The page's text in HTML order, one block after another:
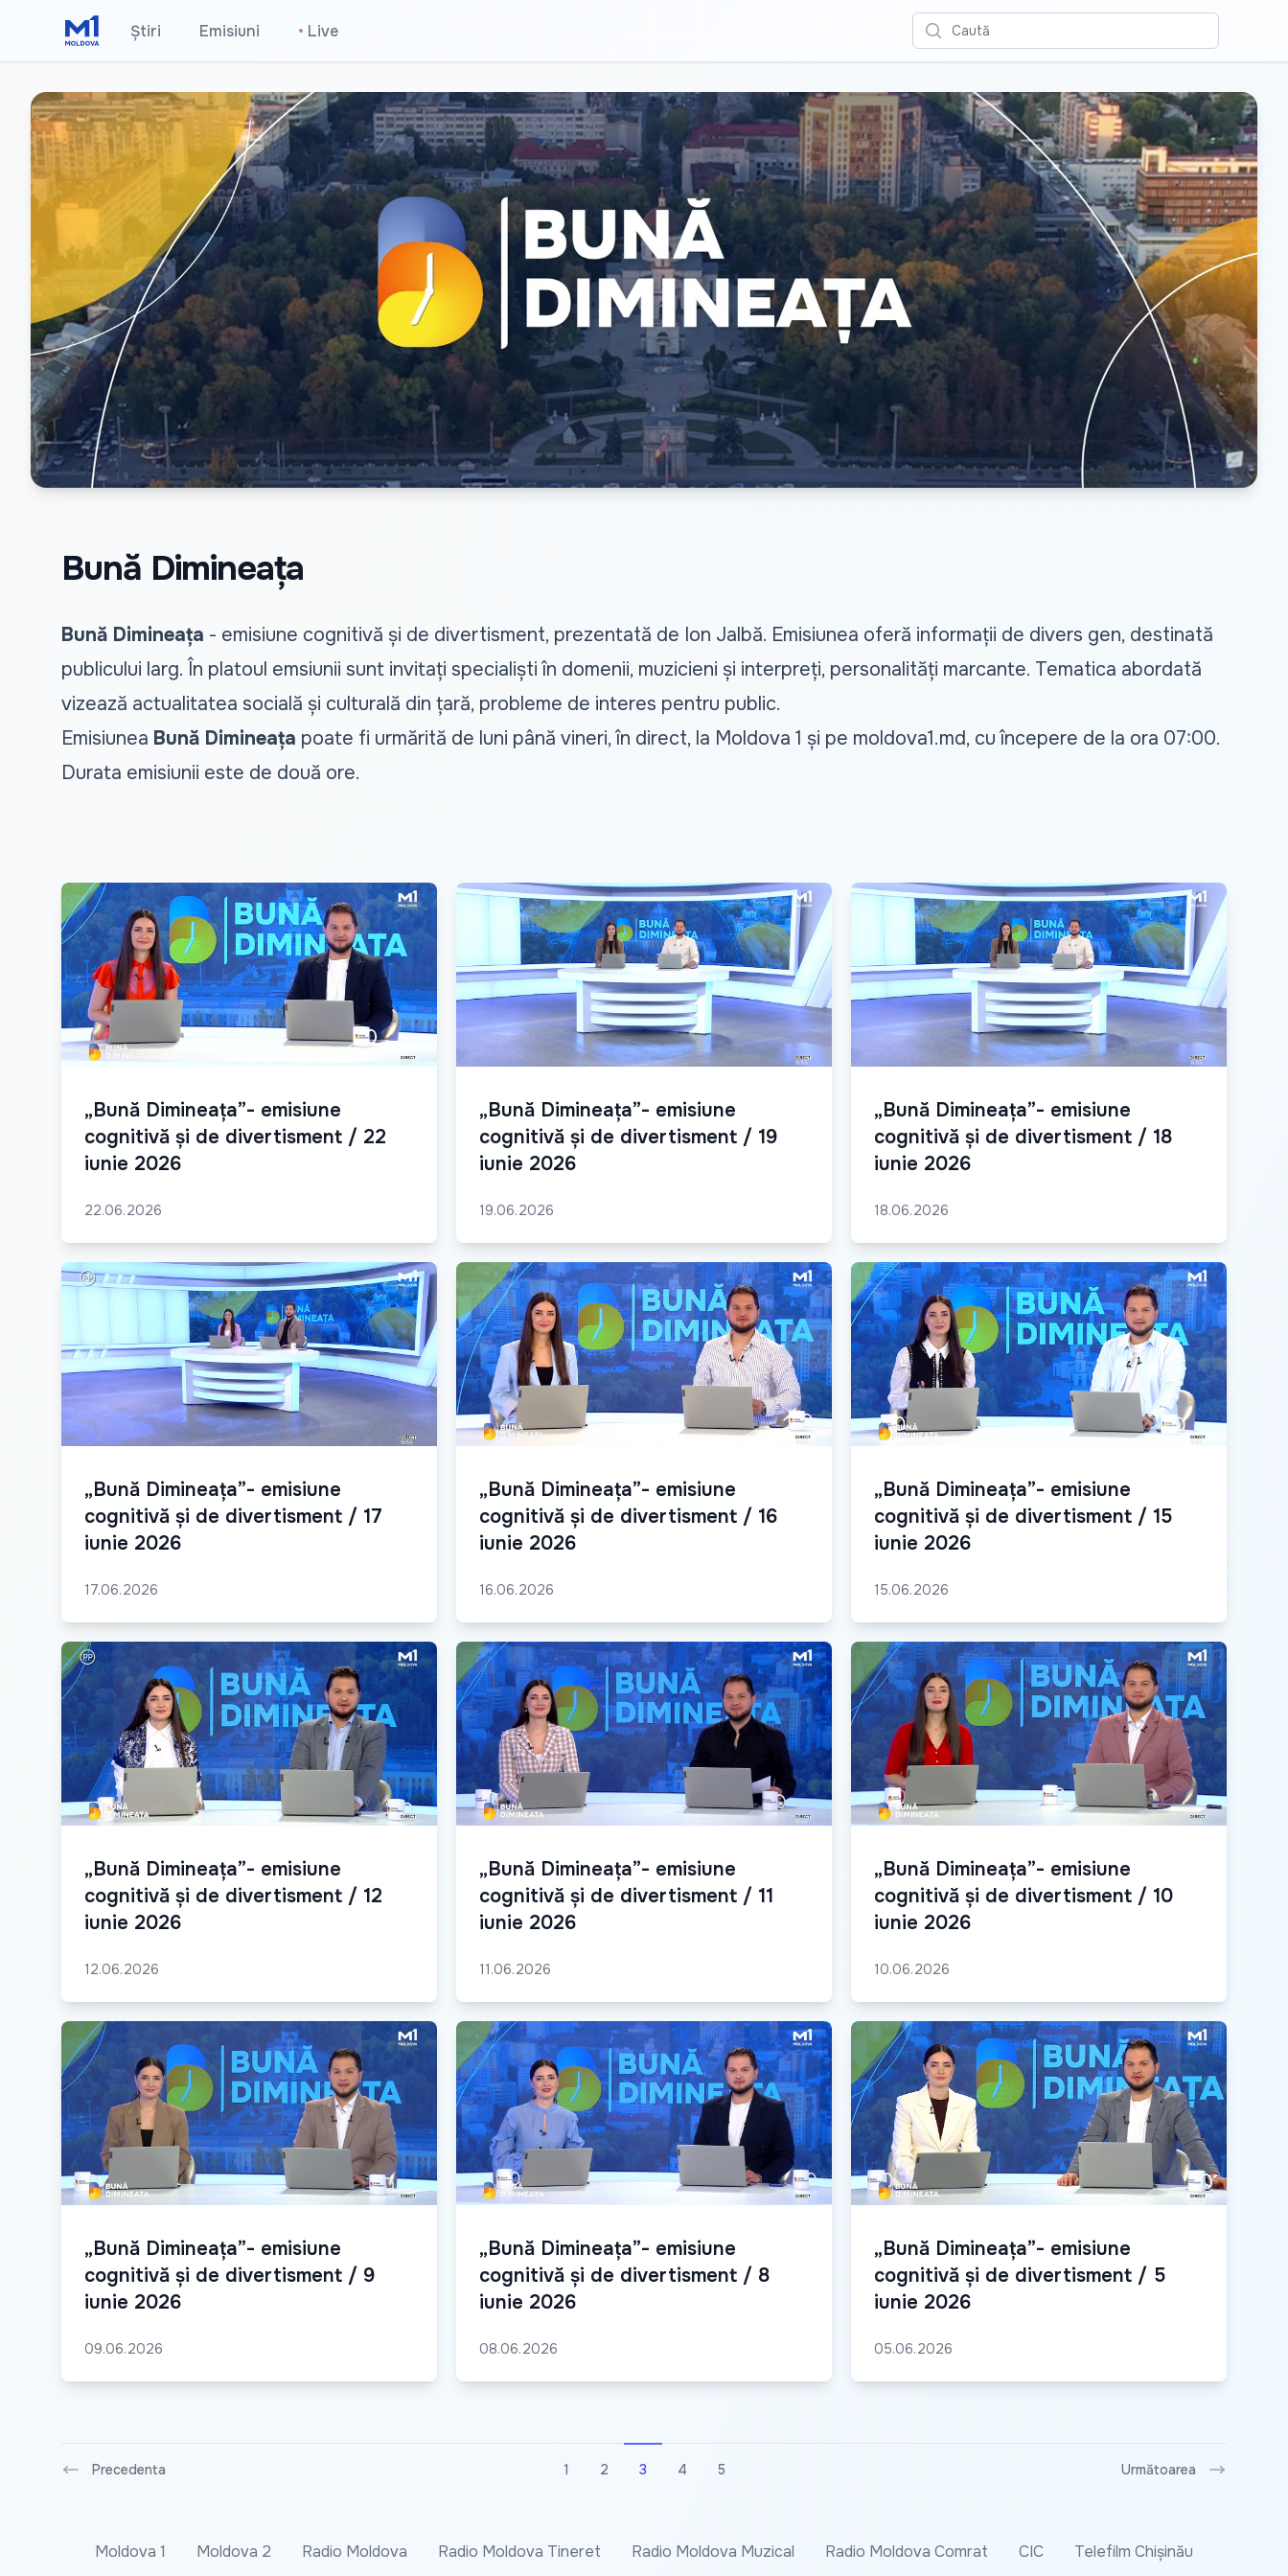
Știri Emisiuni • Live Caută
Bună Dimineața
Bună Dimineața - emisiune cognitivă și de divertisment, prezentată de Ion Jalbă. Emisiunea oferă informații de divers gen, destinată
publicului larg. În platoul emsiunii sunt invitați specialiști în domenii, muzicieni și interpreți, personalități marcante. Tematica abordată
vizează actualitatea socială și culturală din țară, probleme de interes pentru public.
Emisiunea Bună Dimineața poate fi urmărită de luni până vineri, în direct, la Moldova 1 și pe moldova1.md, cu începere de la ora 07:00.
Durata emisiunii este de două ore.
„Bună Dimineața”- emisiune
cognitivă și de divertisment / 22
iunie 2026
22.06.2026
„Bună Dimineața”- emisiune
cognitivă și de divertisment / 19
iunie 2026
19.06.2026
„Bună Dimineața”- emisiune
cognitivă și de divertisment / 18
iunie 2026
18.06.2026
„Bună Dimineața”- emisiune
cognitivă și de divertisment / 17
iunie 2026
17.06.2026
„Bună Dimineața”- emisiune
cognitivă și de divertisment / 16
iunie 2026
16.06.2026
„Bună Dimineața”- emisiune
cognitivă și de divertisment / 15
iunie 2026
15.06.2026
„Bună Dimineața”- emisiune
cognitivă și de divertisment / 12
iunie 2026
12.06.2026
„Bună Dimineața”- emisiune
cognitivă și de divertisment / 11
iunie 2026
11.06.2026
„Bună Dimineața”- emisiune
cognitivă și de divertisment / 10
iunie 2026
10.06.2026
„Bună Dimineața”- emisiune
cognitivă și de divertisment / 9
iunie 2026
09.06.2026
„Bună Dimineața”- emisiune
cognitivă și de divertisment / 8
iunie 2026
08.06.2026
„Bună Dimineața”- emisiune
cognitivă și de divertisment / 5
iunie 2026
05.06.2026
Precedenta 1 2 3 4 5 Următoarea
Moldova 1 Moldova 2 Radio Moldova Radio Moldova Tineret Radio Moldova Muzical Radio Moldova Comrat CIC Telefilm Chișinău